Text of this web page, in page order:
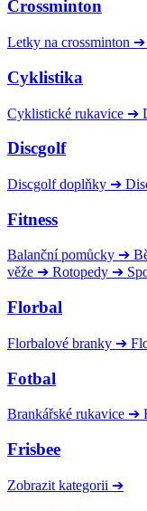
Crossminton
Letky na crossminton ➔
Cyklistika
Cyklistické rukavice ➔
Discgolf
Discgolf doplňky ➔
Fitness
Balanční pomůcky ➔
věže ➔ Rotopedy ➔
Florbal
Florbalové branky ➔
Fotbal
Brankářské rukavice ➔
Frisbee
Zobrazit kategorii ➔